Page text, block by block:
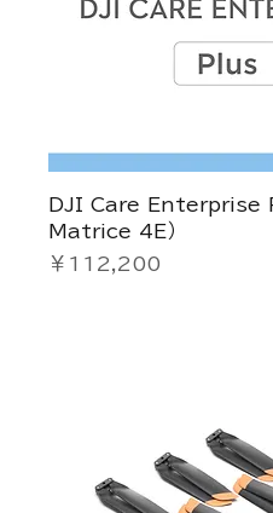
DJI Care Enterprise
Matrice 4E）
価格
￥112,200